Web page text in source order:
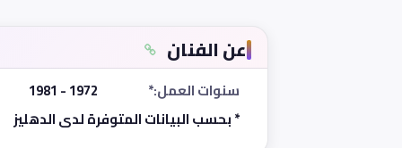
عن الفنان
سنوات العمل:*
1972 - 1981
* بحسب البيانات المتوفرة لدى الدهليز